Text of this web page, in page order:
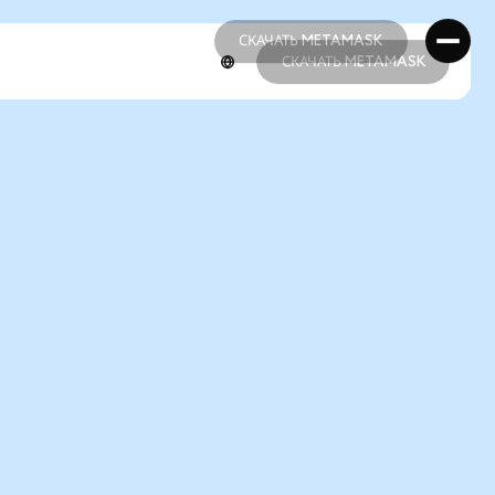
СКАЧАТЬ METAMASK
СКАЧАТЬ METAMASK
СКАЧАТЬ METAMASK